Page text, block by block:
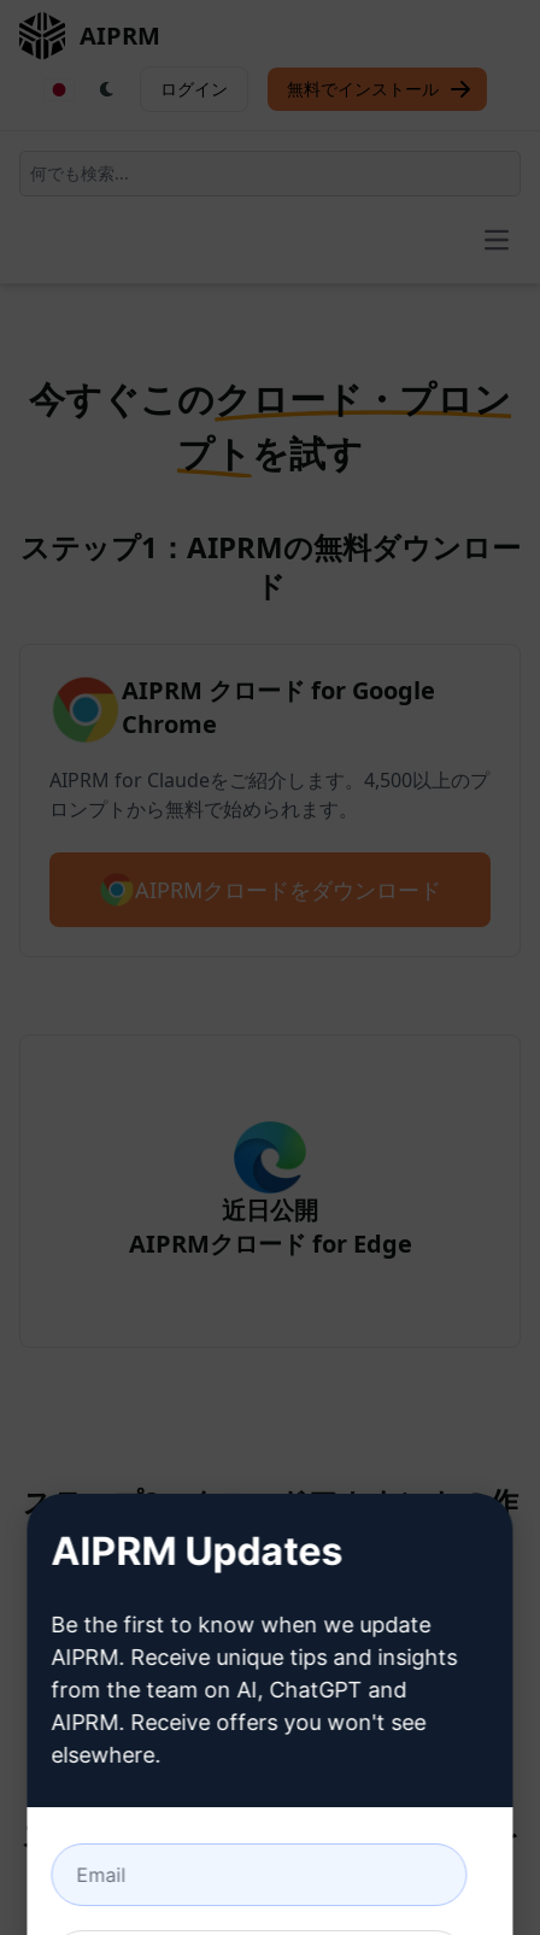
AIPRM
ログイン 無料でインストール
今すぐこのクロード・プロン
プト を試す
ステップ1：AIPRMの無料ダウンロー
ド
AIPRM クロード for Google
Chrome
AIPRM for Claudeをご紹介します。4,500以上のプ
ロンプトから無料で始められます。
AIPRMクロードをダウンロード
近日公開
AIPRMクロード for Edge
ステップ2：クロードアカウントの作
成
クロードアカウントの作成方法は
こちらをクリックしてください。
ステップ 3 : クロードでプロンプトを
AIPRM Updates
Be the first to know when we update
AIPRM. Receive unique tips and insights
from the team on AI, ChatGPT and
AIPRM. Receive offers you won't see
elsewhere.